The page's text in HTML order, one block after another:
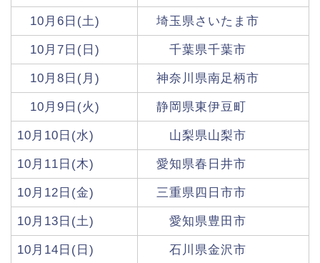
10月6日(土) 埼玉県さいたま市
10月7日(日) 千葉県千葉市
10月8日(月) 神奈川県南足柄市
10月9日(火) 静岡県東伊豆町
10月10日(水) 山梨県山梨市
10月11日(木) 愛知県春日井市
10月12日(金) 三重県四日市市
10月13日(土) 愛知県豊田市
10月14日(日) 石川県金沢市